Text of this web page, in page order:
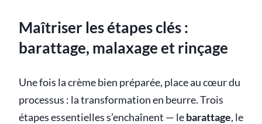
Maîtriser les étapes clés :
barattage, malaxage et rinçage
Une fois la crème bien préparée, place au cœur du
processus : la transformation en beurre. Trois
étapes essentielles s’enchaînent — lebarattage, le